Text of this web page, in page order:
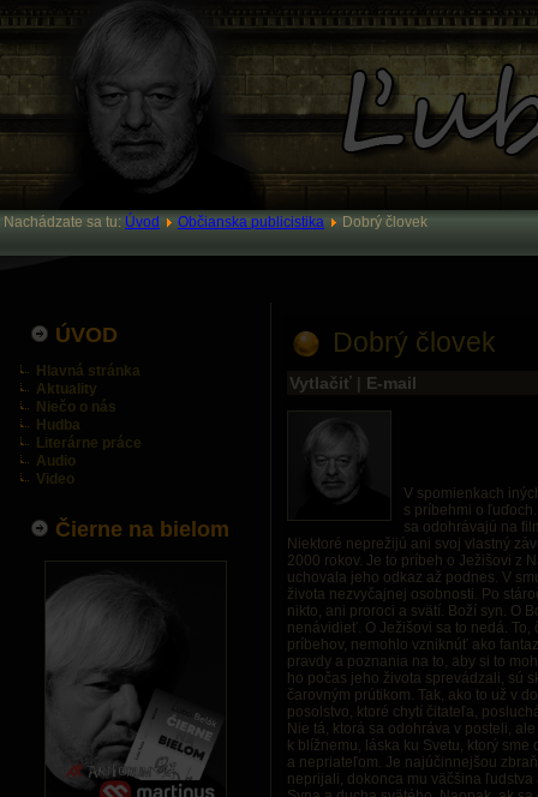
Nachádzate sa tu: Úvod Občianska publicistika Dobrý človek
ÚVOD
Hlavná stránka
Aktuality
Niečo o nás
Hudba
Literárne práce
Audio
Video
Čierne na bielom
Dobrý človek
Vytlačiť | E-mail
V spomienkach
s príbehmi o
sa odohrávajú na
Niektoré neprežijú ani svoj vlastný
2000 rokov. Je to príbeh o Ježišovi z
uchovala jeho odkaz až podnes. V
života nezvyčajnej osobnosti. Po
nikto, ani proroci a svätí. Boží syn. O
nenávidieť. O Ježišovi sa to nedá.
príbehov, nemohlo vzniknúť ako
pravdy a poznania na to, aby si to
ho počas jeho života sprevádzali, sú
čarovným prútikom. Tak, ako to už v
posolstvo, ktoré chytí čitateľa,
Nie tá, ktorá sa odohráva v posteli,
k blížnemu, láska ku Svetu, ktorý
a nepriateľom. Je najúčinnejšou
neprijali, dokonca mu väčšina